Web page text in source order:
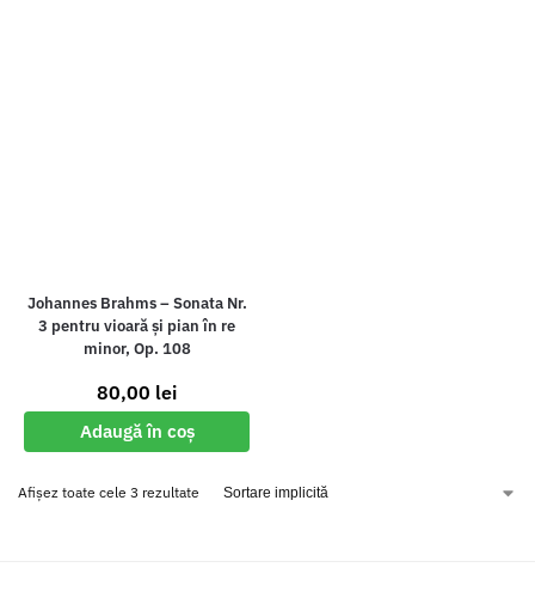
Johannes Brahms – Sonata Nr.
3 pentru vioară și pian în re
minor, Op. 108
80,00 lei
Adaugă în coș
Afișez toate cele 3 rezultate